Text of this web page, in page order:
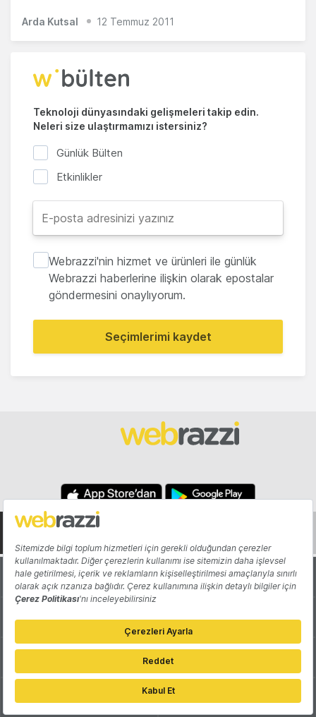
Arda Kutsal 12 Temmuz 2011
Teknoloji dünyasındaki gelişmeleri takip edin.
Neleri size ulaştırmamızı istersiniz?
Günlük Bülten
Etkinlikler
Webrazzi'nin hizmet ve ürünleri ile günlük
Webrazzi haberlerine ilişkin olarak epostalar
göndermesini onaylıyorum.
Seçimlerimi kaydet
Hakkında Yazarlar
Katkıda Bulun Reklam